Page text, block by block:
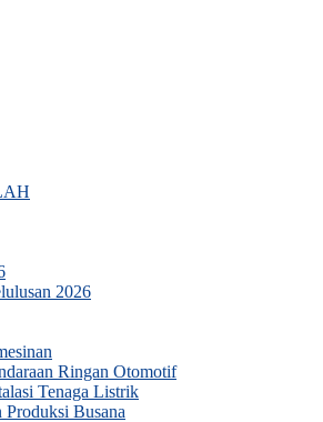
2026
Ringan Otomotif
Tenaga Listrik
Produksi Busana